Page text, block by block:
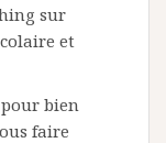
sur
et
bien
faire